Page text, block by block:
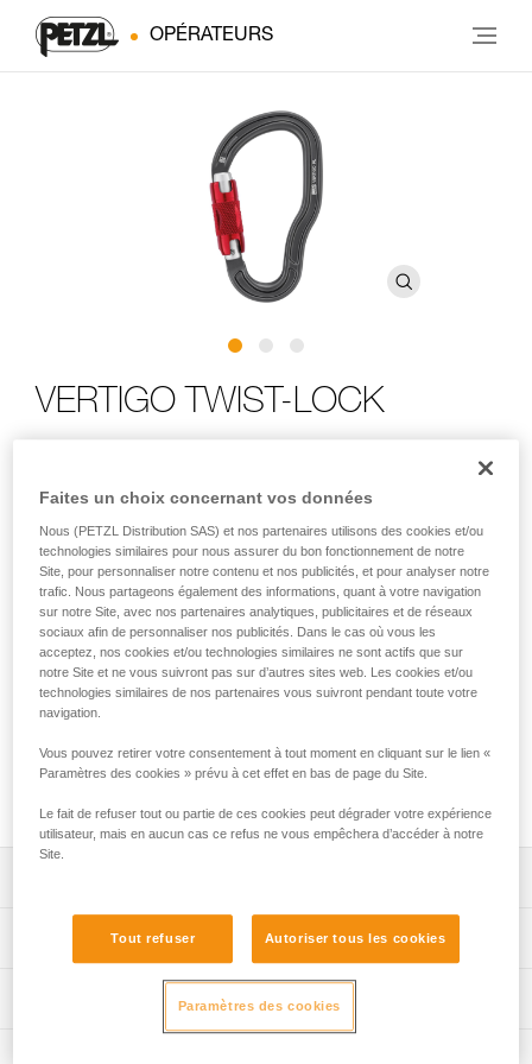
OPÉRATEURS
VERTIGO TWIST-LOCK
longes de canyoning DUAL CANYON CLUB et DUAL
Le connecteur VERTIGO TWIST-LOCK est conçu pour
équiper les longes de progression PROGRESS et les longes
de canyoning DUAL CANYON CLUB et DUAL CANYON
GUIDE. L'excellente prise en main et le système de
verrouillage automatique facilitent les manipulations au
passage des fractionnements. La grande ouverture et le
système Keylock permettent de le connecter facilement.
maintien TANGA pour favoriser la sollicitation du connecteur
selon le grand axe, limiter le risque de retournement et le
Il peut être associé à la barrette de maintien TANGA pour
favoriser la sollicitation du mousqueton selon le grand axe,
Spécifications techniques
Matière(s): aluminium
Informations techniques
Faites un choix concernant vos données
Nous (PETZL Distribution SAS) et nos partenaires utilisons des cookies et/ou
technologies similaires pour nous assurer du bon fonctionnement de notre
Site, pour personnaliser notre contenu et nos publicités, et pour analyser notre
trafic. Nous partageons également des informations, quant à votre navigation
sur notre Site, avec nos partenaires analytiques, publicitaires et de réseaux
sociaux afin de personnaliser nos publicités. Dans le cas où vous les
acceptez, nos cookies et/ou technologies similaires ne sont actifs que sur
notre Site et ne vous suivront pas sur d’autres sites web. Les cookies et/ou
technologies similaires de nos partenaires vous suivront pendant toute votre
navigation.
Vous pouvez retirer votre consentement à tout moment en cliquant sur le lien «
Paramètres des cookies » prévu à cet effet en bas de page du Site.
Le fait de refuser tout ou partie de ces cookies peut dégrader votre expérience
utilisateur, mais en aucun cas ce refus ne vous empêchera d’accéder à notre
Site.
Tout refuser Autoriser tous les cookies
Paramètres des cookies